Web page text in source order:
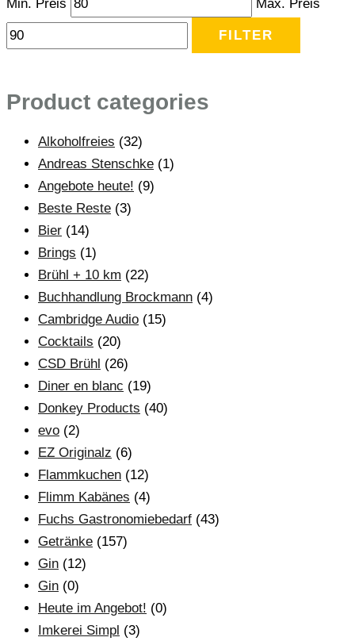
Min. Preis Max. Preis
FILTER
Product categories
Alkoholfreies (32)
Andreas Stenschke (1)
Angebote heute! (9)
Beste Reste (3)
Bier (14)
Brings (1)
Brühl + 10 km (22)
Buchhandlung Brockmann (4)
Cambridge Audio (15)
Cocktails (20)
CSD Brühl (26)
Diner en blanc (19)
Donkey Products (40)
evo (2)
EZ Originalz (6)
Flammkuchen (12)
Flimm Kabänes (4)
Fuchs Gastronomiebedarf (43)
Getränke (157)
Gin (12)
Gin (0)
Heute im Angebot! (0)
Imkerei Simpl (3)